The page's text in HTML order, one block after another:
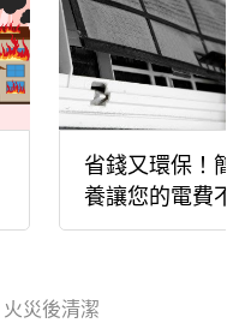
省錢又環保！簡
養讓您的電費不
火災後清潔